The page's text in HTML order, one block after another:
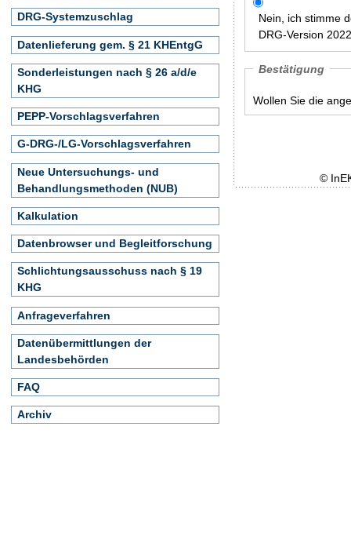
Nein, ich stimme
DRG-Version
Bestätigung
Wollen Sie die
DRG-Systemzuschlag
Datenlieferung gem. § 21 KHEntgG
Sonderleistungen nach § 26 a/d/e
KHG
PEPP-Vorschlagsverfahren
G-DRG-/LG-Vorschlagsverfahren
Neue Untersuchungs- und
Behandlungsmethoden (NUB)
Kalkulation
Datenbrowser und Begleitforschung
Schlichtungsausschuss nach § 19
KHG
Anfrageverfahren
Datenübermittlungen der
Landesbehörden
FAQ
Archiv
©